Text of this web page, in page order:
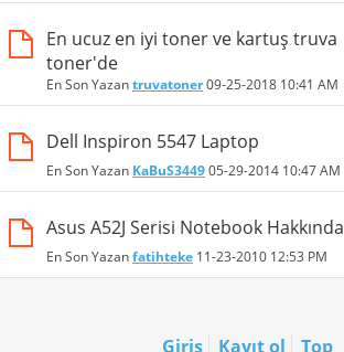
En ucuz en iyi toner ve kartuş truva
toner'de
En Son Yazantruvatoner09-25-2018 10:41 AM
Dell Inspiron 5547 Laptop
En Son Yazan KaBuS344905-29-2014 10:47 AM
Asus A52J Serisi Notebook Hakkında
En Son Yazanfatihteke 11-23-2010 12:53 PM
Giriş Kayıt ol Top